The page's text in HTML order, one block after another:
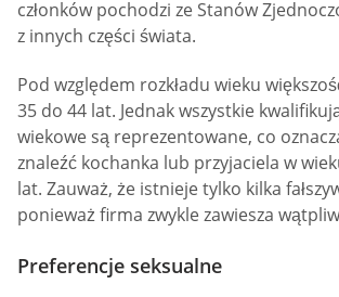
członków pochodzi ze Stanów
z innych części świata.
Pod względem rozkładu wieku
35 do 44 lat. Jednak wszystkie
wiekowe są reprezentowane, co
znaleźć kochanka lub przyjaciela w
lat. Zauważ, że istnieje tylko kilka
ponieważ firma zwykle zawiesza
Preferencje seksualne